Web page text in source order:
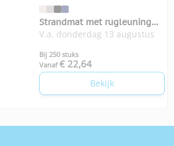
Strandmat met rugleuning
InSideOut
V.a. donderdag 13 augustus
Bij 250 stuks
Vanaf € 22,64
Bekijk